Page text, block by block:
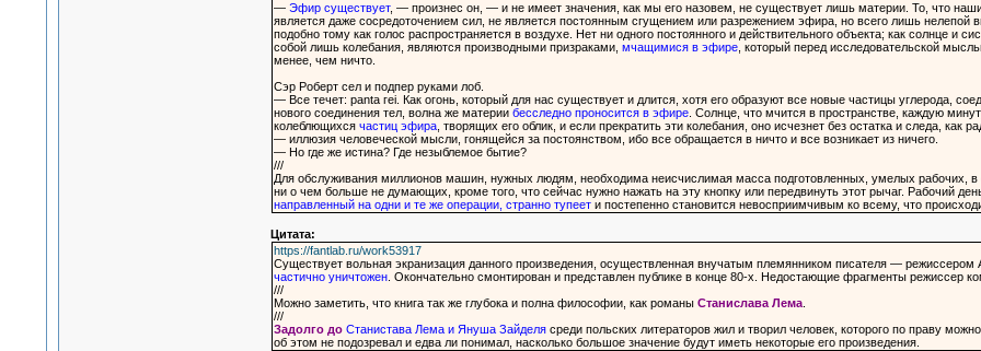
— Эфир существует, — произнес он, — и не имеет значения, как мы его назовем, не существует лишь материи. То, что
является даже сосредоточением сил, не является постоянным сгущением или разрежением эфира, но всего лишь нелепой
подобно тому как голос распространяется в воздухе. Нет ни одного постоянного и действительного объекта; как солнце и
собой лишь колебания, являются производными призраками, мчащимися в эфире, который перед исследовательской
менее, чем ничто.
Сэр Роберт сел и подпер руками лоб.
— Все течет: panta геі. Как огонь, который для нас существует и длится, хотя его образуют все новые частицы углерода,
нового соединения тел, волна же материи бесследно проносится в эфире. Солнце, что мчится в пространстве, каждую
колеблющихся частиц эфира, творящих его облик, и если прекратить эти колебания, оно исчезнет без остатка и следа, как
— иллюзия человеческой мысли, гонящейся за постоянством, ибо все обращается в ничто и все возникает из ничего.
— Но где же истина? Где незыблемое бытие?
///
Для обслуживания миллионов машин, нужных людям, необходима неисчислимая масса подготовленных, умелых рабочих,
ни о чем больше не думающих, кроме того, что сейчас нужно нажать на эту кнопку или передвинуть этот рычаг. Рабочий
направленный на одни и те же операции, странно тупеети постепенно становится невосприимчивым ко всему, что
Цитата:
https://fantlab.ru/work53917
Существует вольная экранизация данного произведения, осуществленная внучатым племянником писателя —
частично уничтожен. Окончательно смонтирован и представлен публике в конце 80-х. Недостающие фрагменты режиссер
///
Можно заметить, что книга так же глубока и полна философии, как романы Станислава Лема.
///
Задолго доСтанистава Лема и Януша Зайделясреди польских литераторов жил и творил человек, которого по праву
об этом не подозревал и едва ли понимал, насколько большое значение будут иметь некоторые его произведения.